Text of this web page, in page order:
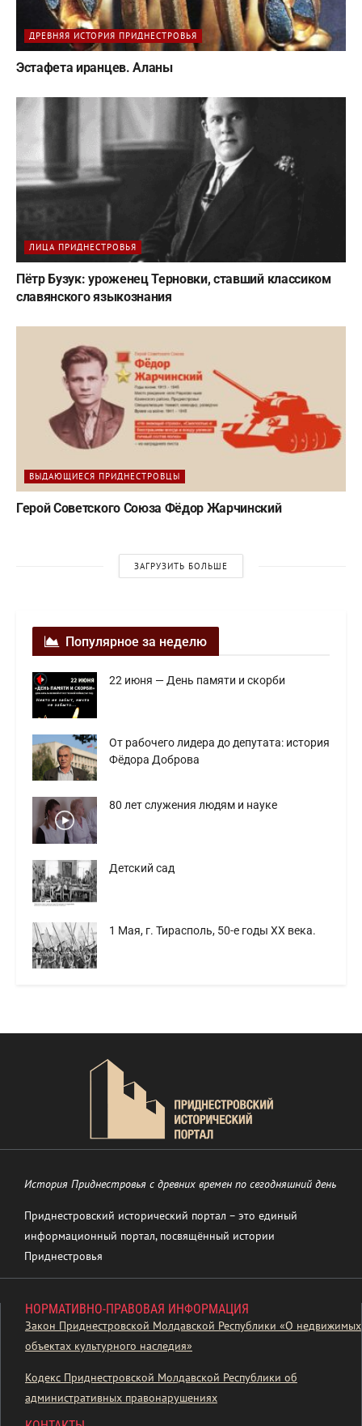
ДРЕВНЯЯ ИСТОРИЯ ПРИДНЕСТРОВЬЯ
Эстафета иранцев. Аланы
ЛИЦА ПРИДНЕСТРОВЬЯ
Пётр Бузук: уроженец Терновки, ставший классиком
славянского языкознания
ВЫДАЮЩИЕСЯ ПРИДНЕСТРОВЦЫ
Герой Советского Союза Фёдор Жарчинский
ЗАГРУЗИТЬ БОЛЬШЕ
Популярное за неделю
22 июня — День памяти и скорби
От рабочего лидера до депутата: история
Фёдора Доброва
80 лет служения людям и науке
Детский сад
1 Мая, г. Тирасполь, 50-е годы XX века.
История Приднестровья с древних времен по сегодняшний день
Приднестровский исторический портал – это единый
информационный портал, посвящённый истории
Приднестровья
НОРМАТИВНО-ПРАВОВАЯ ИНФОРМАЦИЯ
Закон Приднестровской Молдавской Республики «О недвижимых
объектах культурного наследия»
Кодекс Приднестровской Молдавской Республики об
административных правонарушениях